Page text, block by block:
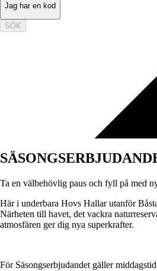
Jag har en kod
SÖK
Ta en välbehövlig paus och fyll på med
Här i underbara Hovs Hallar utanför
Närheten till havet, det vackra
atmosfären ger dig nya superkrafter.
För Säsongserbjudandet gäller